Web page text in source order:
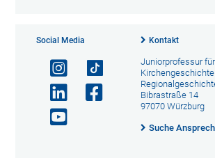
Social Media Kontakt
Juniorprofessur
Bibrastraße 14
97070 Würzburg
Suche